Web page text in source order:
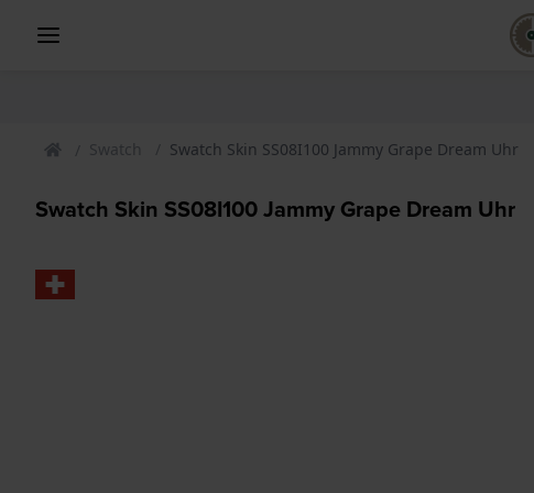
Swatch Swatch Skin SS08I100 Jammy Grape Dream Uhr
Swatch Skin SS08I100 Jammy Grape Dream Uhr